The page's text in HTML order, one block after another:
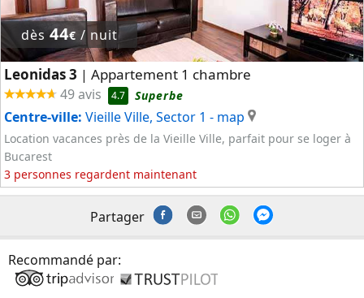
dès44€ / nuit
Leonidas 3 | Appartement 1 chambre
49 avis 4.7 Superbe
Centre-ville: Vieille Ville, Sector 1 - map
Location vacances près de la Vieille Ville, parfait pour se loger à
Bucarest
3 personnes regardent maintenant
Partager
Recommandé par: